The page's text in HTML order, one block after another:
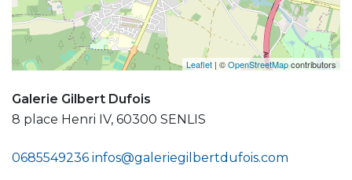
Leaflet | ©OpenStreetMapcontributors
Galerie Gilbert Dufois
8 place Henri IV, 60300 SENLIS
0685549236 infos@galeriegilbertdufois.com